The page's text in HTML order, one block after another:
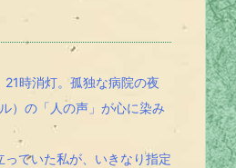
時消灯。孤独な病院の夜
）の「人の声」が心に染み
ていた私が、いきなり指定